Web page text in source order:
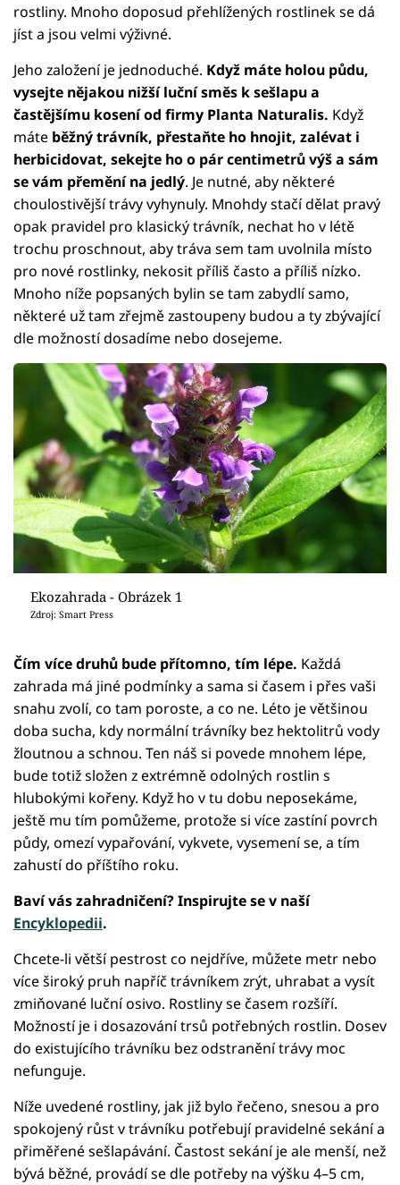
rostliny. Mnoho doposud přehlížených rostlinek se dá
jíst a jsou velmi výživné.
Jeho založení je jednoduché. Když máte holou půdu,
vysejte nějakou nižší luční směs k sešlapu a
častějšímu kosení od firmy Planta Naturalis. Když
máte běžný trávník, přestaňte ho hnojit, zalévat i
herbicidovat, sekejte ho o pár centimetrů výš a sám
se vám přemění na jedlý. Je nutné, aby některé
choulostivější trávy vyhynuly. Mnohdy stačí dělat pravý
opak pravidel pro klasický trávník, nechat ho v létě
trochu proschnout, aby tráva sem tam uvolnila místo
pro nové rostlinky, nekosit příliš často a příliš nízko.
Mnoho níže popsaných bylin se tam zabydlí samo,
některé už tam zřejmě zastoupeny budou a ty zbývající
dle možností dosadíme nebo dosejeme.
Ekozahrada - Obrázek 1
Zdroj: Smart Press
Čím více druhů bude přítomno, tím lépe. Každá
zahrada má jiné podmínky a sama si časem i přes vaši
snahu zvolí, co tam poroste, a co ne. Léto je většinou
doba sucha, kdy normální trávníky bez hektolitrů vody
žloutnou a schnou. Ten náš si povede mnohem lépe,
bude totiž složen z extrémně odolných rostlin s
hlubokými kořeny. Když ho v tu dobu neposekáme,
ještě mu tím pomůžeme, protože si více zastíní povrch
půdy, omezí vypařování, vykvete, vysemení se, a tím
zahustí do příštího roku.
Baví vás zahradničení? Inspirujte se v naší
Encyklopedii.
Chcete-li větší pestrost co nejdříve, můžete metr nebo
více široký pruh napříč trávníkem zrýt, uhrabat a vysít
zmiňované luční osivo. Rostliny se časem rozšíří.
Možností je i dosazování trsů potřebných rostlin. Dosev
do existujícího trávníku bez odstranění trávy moc
nefunguje.
Níže uvedené rostliny, jak již bylo řečeno, snesou a pro
spokojený růst v trávníku potřebují pravidelné sekání a
přiměřené sešlapávání. Častost sekání je ale menší, než
bývá běžné, provádí se dle potřeby na výšku 4–5 cm,